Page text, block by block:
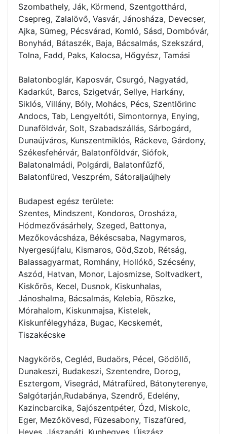
Szombathely, Ják, Körmend, Szentgotthárd,
Csepreg, Zalalövő, Vasvár, Jánosháza, Devecser,
Ajka, Sümeg, Pécsvárad, Komló, Sásd, Dombóvár,
Bonyhád, Bátaszék, Baja, Bácsalmás, Szekszárd,
Tolna, Fadd, Paks, Kalocsa, Hőgyész, Tamási
Balatonboglár, Kaposvár, Csurgó, Nagyatád,
Kadarkút, Barcs, Szigetvár, Sellye, Harkány,
Siklós, Villány, Bóly, Mohács, Pécs, Szentlőrinc
Andocs, Tab, Lengyeltóti, Simontornya, Enying,
Dunaföldvár, Solt, Szabadszállás, Sárbogárd,
Dunaújváros, Kunszentmiklós, Ráckeve, Gárdony,
Székesfehérvár, Balatonföldvár, Siófok,
Balatonalmádi, Polgárdi, Balatonfűzfő,
Balatonfüred, Veszprém, Sátoraljaújhely
Budapest egész területe:
Szentes, Mindszent, Kondoros, Orosháza,
Hódmezővásárhely, Szeged, Battonya,
Mezőkovácsháza, Békéscsaba, Nagymaros,
Nyergesújfalu, Kismaros, Göd,Szob, Rétság,
Balassagyarmat, Romhány, Hollókő, Szécsény,
Aszód, Hatvan, Monor, Lajosmizse, Soltvadkert,
Kiskőrös, Kecel, Dusnok, Kiskunhalas,
Jánoshalma, Bácsalmás, Kelebia, Röszke,
Mórahalom, Kiskunmajsa, Kistelek,
Kiskunfélegyháza, Bugac, Kecskemét,
Tiszakécske
Nagykörös, Cegléd, Budaörs, Pécel, Gödöllő,
Dunakeszi, Budakeszi, Szentendre, Dorog,
Esztergom, Visegrád, Mátrafüred, Bátonyterenye,
Salgótarján,Rudabánya, Szendrő, Edelény,
Kazincbarcika, Sajószentpéter, Ózd, Miskolc,
Eger, Mezőkövesd, Füzesabony, Tiszafüred,
Heves, Jászapáti, Kunhegyes, Újszász,